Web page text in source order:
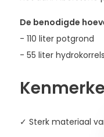
De benodigde
- 110 liter potgrond
- 55 liter hydrokorrels
✓ Sterk materiaal